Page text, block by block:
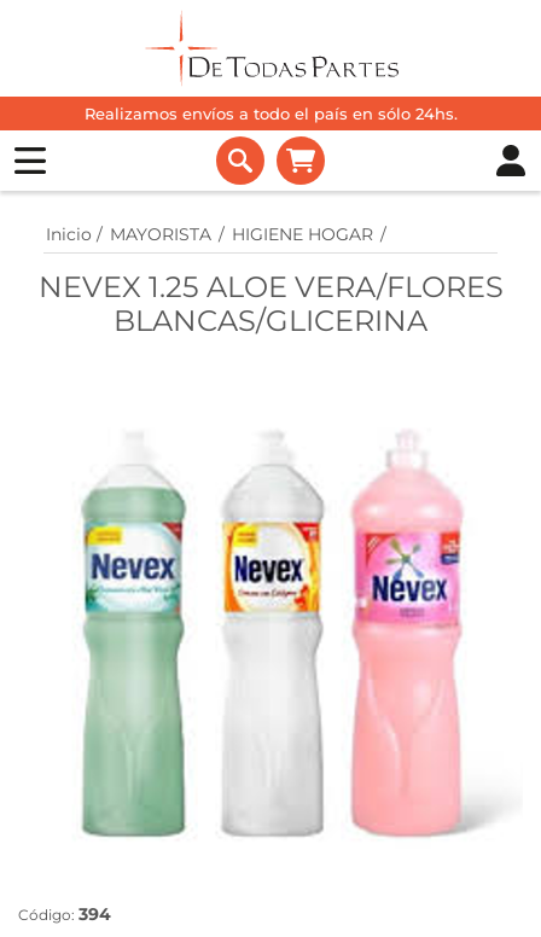
Realizamos envíos a todo el país en sólo 24hs.
Inicio / MAYORISTA / HIGIENE HOGAR /
NEVEX 1.25 ALOE VERA/FLORES
BLANCAS/GLICERINA
Código: 394